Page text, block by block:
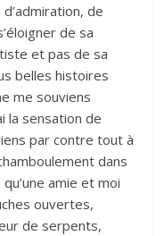
de
de sa
et pas de sa
belles histoires
me souviens
la sensation de
par contre tout à
dans
amie et moi
ouvertes,
de serpents,